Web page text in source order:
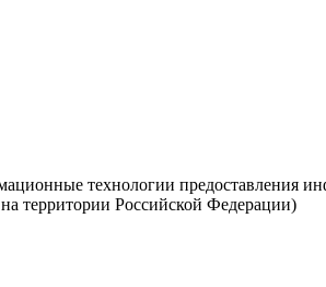
технологии предоставления
территории Российской Федерации)